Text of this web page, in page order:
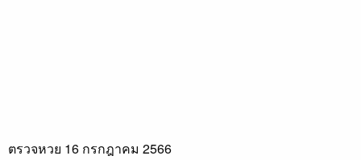
ตรวจหวย 16 กรกฎาคม 2566